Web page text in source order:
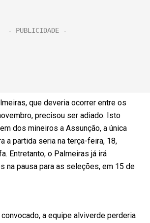
que deveria ocorrer entre os
precisou ser adiado. Isto
dos mineiros a Assunção, a única
a partida seria na terça-feira, 18,
Entretanto, o Palmeiras já irá
na pausa para as seleções, em 15 de
a equipe alviverde perderia